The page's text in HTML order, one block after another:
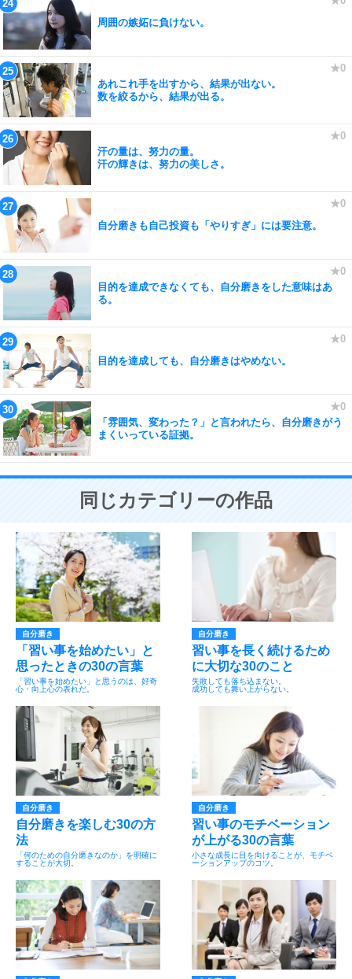
周囲の嫉妬に負けない。
あれこれ手を出すから、結果が出ない。
数を絞るから、結果が出る。
汗の量は、努力の量。
汗の輝きは、努力の美しさ。
自分磨きも自己投資も「やりすぎ」には要注意。
目的を達成できなくても、自分磨きをした意味はあ
る。
目的を達成しても、自分磨きはやめない。
「雰囲気、変わった？」と言われたら、自分磨きがう
まくいっている証拠。
同じカテゴリーの作品
自分磨き
「習い事を始めたい」と
思ったときの30の言葉
「習い事を始めたい」と思うのは、好奇
心・向上心の表れだ。
自分磨き
習い事を長く続けるため
に大切な30のこと
失敗しても落ち込まない。
成功しても舞い上がらない。
自分磨き
自分磨きを楽しむ30の方
法
「何のための自分磨きなのか」を明確に
することが大切。
自分磨き
習い事のモチベーション
が上がる30の言葉
小さな成長に目を向けることが、モチベ
ーションアップのコツ。